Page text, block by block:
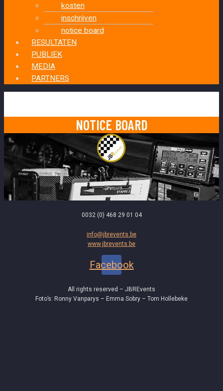
kosten
inschrijven
notice board
RESULTATEN
PUBLIEK
MEDIA
PARTNERS
NOTICE BOARD
0032 (0) 468 29 01 04
info@jbrevents.be
www.jbrevents.be
Facebook
All rights reserved – JBREvents
Foto’s: Ronny Vanparys – Emma Sobry – Tom Hollebeke